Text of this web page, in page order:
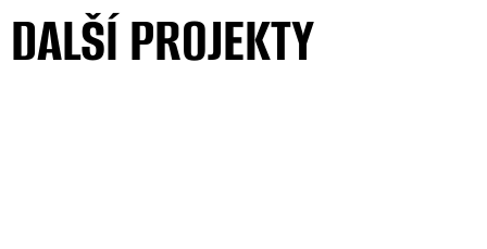
DALŠÍ PROJEKTY